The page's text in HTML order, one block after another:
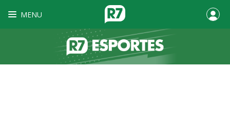
MENU